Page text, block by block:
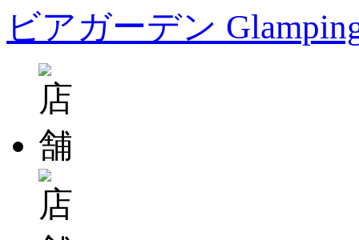
ビアガーデン